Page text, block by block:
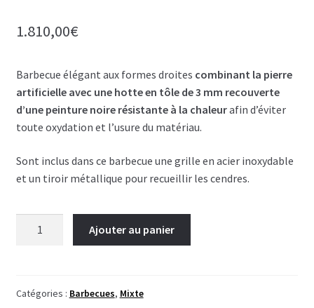
1.810,00€
Barbecue élégant aux formes droites combinant la pierre
artificielle avec une hotte en tôle de 3 mm recouverte
d’une peinture noire résistante à la chaleurafin d’éviter
toute oxydation et l’usure du matériau.
Sont inclus dans ce barbecue une grille en acier inoxydable
et un tiroir métallique pour recueillir les cendres.
(un
Ajouter au panier
Catégories : Barbecues, Mixte